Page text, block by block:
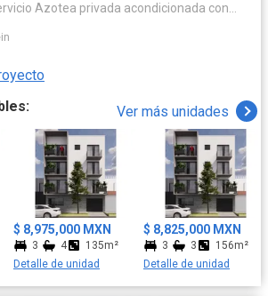
Ver más unidades
$ 8,975,000 MXN
3 4
135m²
Detalle de unidad
$ 8,825,000 MXN
3 3
156m²
Detalle de unidad